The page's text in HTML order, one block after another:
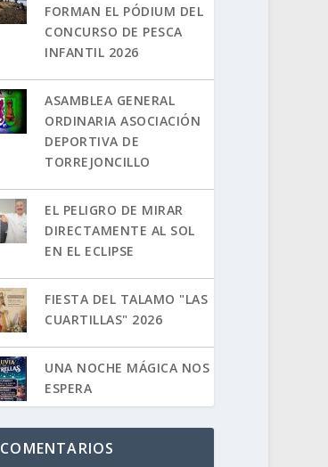
FORMAN EL PÓDIUM DEL
CONCURSO DE PESCA
INFANTIL 2026
ASAMBLEA GENERAL
ORDINARIA ASOCIACIÓN
DEPORTIVA DE
TORREJONCILLO
EL PELIGRO DE MIRAR
DIRECTAMENTE AL SOL
EN EL ECLIPSE
FIESTA DEL TALAMO "LAS
CUARTILLAS" 2026
UNA NOCHE MÁGICA NOS
ESPERA
COMENTARIOS